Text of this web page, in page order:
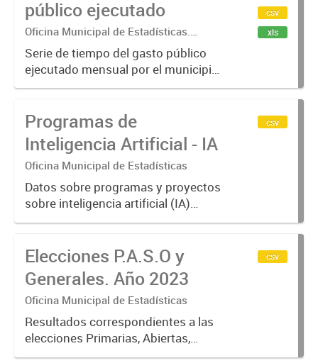
público ejecutado
Oficina Municipal de Estadísticas.
Secretaría de Economía, Hacienda y
Producción
Serie de tiempo del gasto público
ejecutado mensual por el municipio
de Crespo. Años 2013-2025
csv
xls
Programas de
Inteligencia Artificial - IA
Oficina Municipal de Estadísticas
Datos sobre programas y proyectos
sobre inteligencia artificial (IA)
desarrollados o en ejecución en la
programa, descripción, área
responsable, área temática,
estado...
csv
Elecciones P.A.S.O y
Generales. Año 2023
Oficina Municipal de Estadísticas
Resultados correspondientes a las
elecciones Primarias, Abiertas,
Simultáneas y Obligatorias y
csv